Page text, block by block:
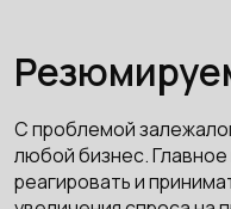
С проблемой
любой бизнес. Главное
реагировать и